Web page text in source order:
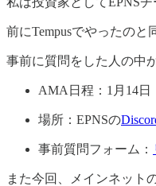
前にTempusでやったの
事前に質問をした人の中
AMA日程：1月14日
場所：EPNSの
事前質問フォーム：
また今回、メインネット